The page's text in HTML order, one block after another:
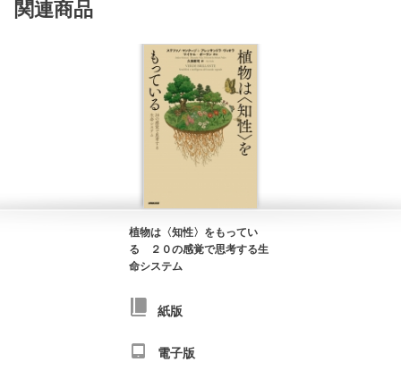
関連商品
植物は〈知性〉をもってい
る ２０の感覚で思考する生
命システム
紙版
電子版